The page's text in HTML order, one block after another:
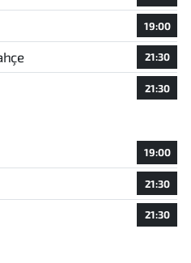
19:00
21:30
21:30
19:00
21:30
21:30